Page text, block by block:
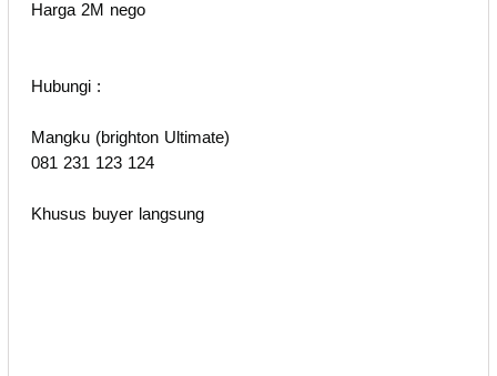
Harga 2M nego
Hubungi :
Mangku (brighton Ultimate)
081 231 123 124
Khusus buyer langsung